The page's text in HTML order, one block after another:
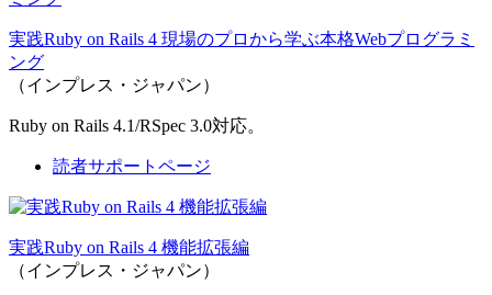
実践Ruby on Rails 4 現場のプロから学ぶ本格Webプログラミ
ング
（インプレス・ジャパン）
Ruby on Rails 4.1/RSpec 3.0対応。
読者サポートページ
実践Ruby on Rails 4 機能拡張編
（インプレス・ジャパン）